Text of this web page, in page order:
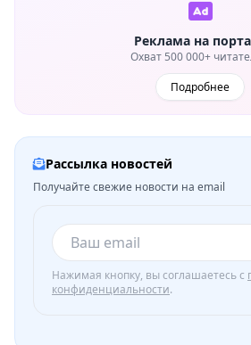
Реклама на
Охват 500 000+
Подробнее
Рассылка новостей
Получайте свежие новости на email
Нажимая кнопку, вы соглашаетесь с
конфиденциальности.